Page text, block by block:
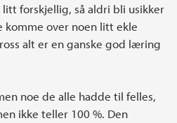
forskjellig, så aldri bli usikker
komme over noen litt ekle
alt er en ganske god læring
noe de alle hadde til felles,
ikke teller 100 %. Den